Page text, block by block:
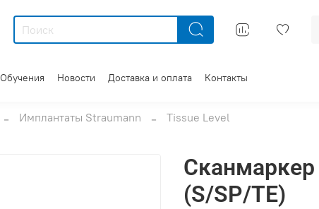
Обучения Новости Доставка и оплата Контакты
Имплантаты Straumann Tissue Level
Сканмаркер
(S/SP/TE)